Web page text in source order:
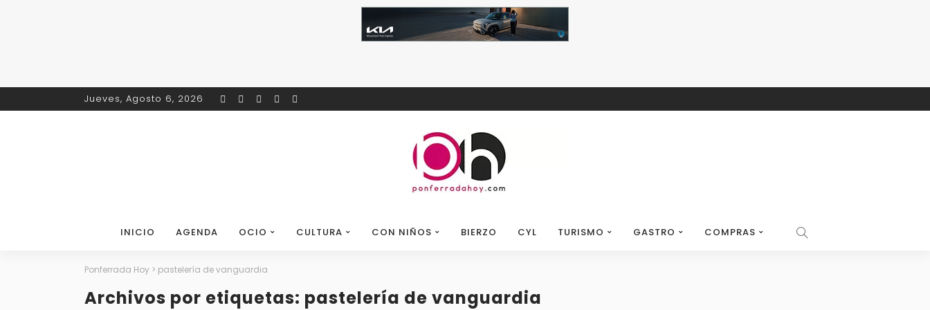
Jueves, Agosto 6, 2026
INICIO AGENDA OCIO CULTURA CON NIÑOS BIERZO CYL TURISMO GASTRO COMPRAS
Ponferrada Hoy > pastelería de vanguardia
Archivos por etiquetas: pastelería de vanguardia